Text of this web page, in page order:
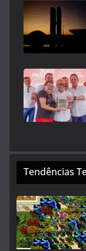
Tendências